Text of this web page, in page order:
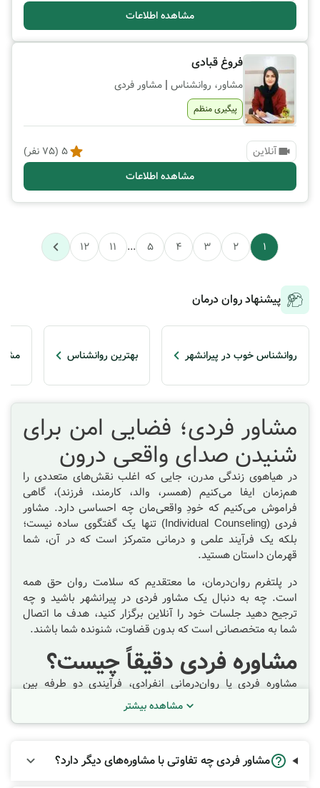
مشاهده اطلاعات
فروغ قبادی
مشاور، روانشناس | مشاور فردی
پیگیری منظم
آنلاین 5
(
75 نفر)
مشاهده اطلاعات
1
2
3
4
5
...
11
12
پیشنهاد روان درمان
روانشناس خوب در پیرانشهر بهترین روانشناس
مشاور فردی؛ فضایی امن برای
شنیدن صدای واقعی درون
در هیاهوی زندگی مدرن، جایی که اغلب نقش‌های متعددی را
هم‌زمان ایفا می‌کنیم (همسر، والد، کارمند، فرزند)، گاهی
فراموش می‌کنیم که خودِ واقعی‌مان چه احساسی دارد. مشاور
فردی (Individual Counseling) تنها یک گفتگوی ساده نیست؛
بلکه یک فرآیند علمی و درمانی متمرکز است که در آن، شما
قهرمان داستان هستید.
در پلتفرم روان‌درمان، ما معتقدیم که سلامت روان حق همه
است. چه به دنبال یک مشاور فردی در پیرانشهر باشید و چه
ترجیح دهید جلسات خود را آنلاین برگزار کنید، هدف ما اتصال
شما به متخصصانی است که بدون قضاوت، شنونده شما باشند.
مشاوره فردی دقیقاً چیست؟
مشاوره فردی یا روان‌درمانی انفرادی، فرآیندی دو طرفه بین
مراجع و متخصص سلامت روان است. هدف این جلسات، الهام
بخشیدن به تغییر و بهبود کیفیت زندگی است. بسیاری از افراد
تصور می‌کنند که صحبت با یک دوست صمیمی می‌تواند جایگزین
بی‌طرفی مطلق:
مشاهده بیشتر
مشاور فردی چه تفاوتی با مشاوره‌های دیگر دارد؟